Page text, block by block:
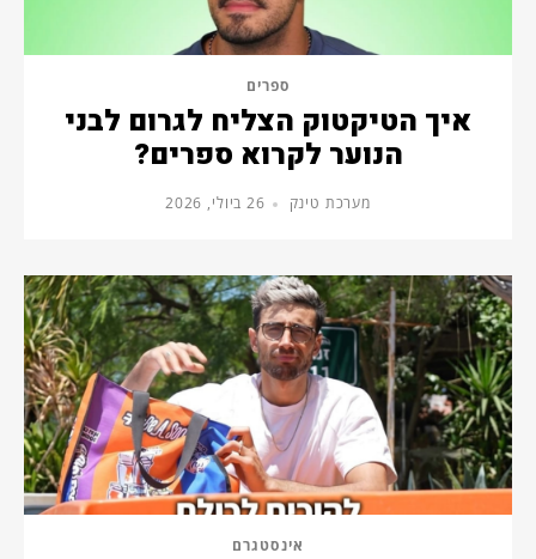
ספרים
איך הטיקטוק הצליח לגרום לבני
הנוער לקרוא ספרים?
מערכת טינק 26 ביולי, 2026
אינסטגרם